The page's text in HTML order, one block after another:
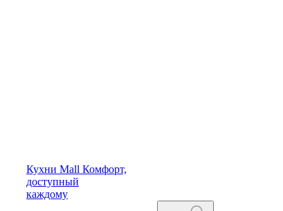
Кухни Mall Комфорт,
доступный
каждому